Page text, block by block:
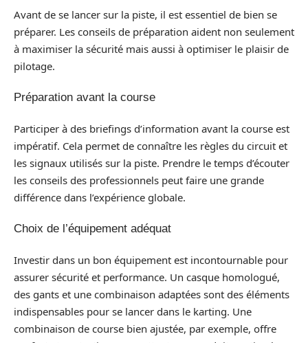
Avant de se lancer sur la piste, il est essentiel de bien se
préparer. Les conseils de préparation aident non seulement
à maximiser la sécurité mais aussi à optimiser le plaisir de
pilotage.
Préparation avant la course
Participer à des briefings d’information avant la course est
impératif. Cela permet de connaître les règles du circuit et
les signaux utilisés sur la piste. Prendre le temps d’écouter
les conseils des professionnels peut faire une grande
différence dans l’expérience globale.
Choix de l’équipement adéquat
Investir dans un bon équipement est incontournable pour
assurer sécurité et performance. Un casque homologué,
des gants et une combinaison adaptées sont des éléments
indispensables pour se lancer dans le karting. Une
combinaison de course bien ajustée, par exemple, offre